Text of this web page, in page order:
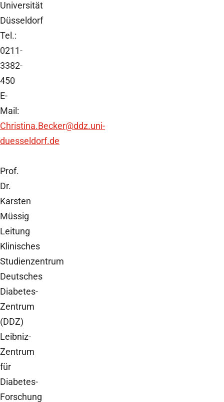
Universität
Düsseldorf
Tel.:
0211-
3382-
450
E-
Mail:
Christina.Becker@ddz.uni-
duesseldorf.de
Prof.
Dr.
Karsten
Müssig
Leitung
Klinisches
Studienzentrum
Deutsches
Diabetes-
Zentrum
(DDZ)
Leibniz-
Zentrum
für
Diabetes-
Forschung